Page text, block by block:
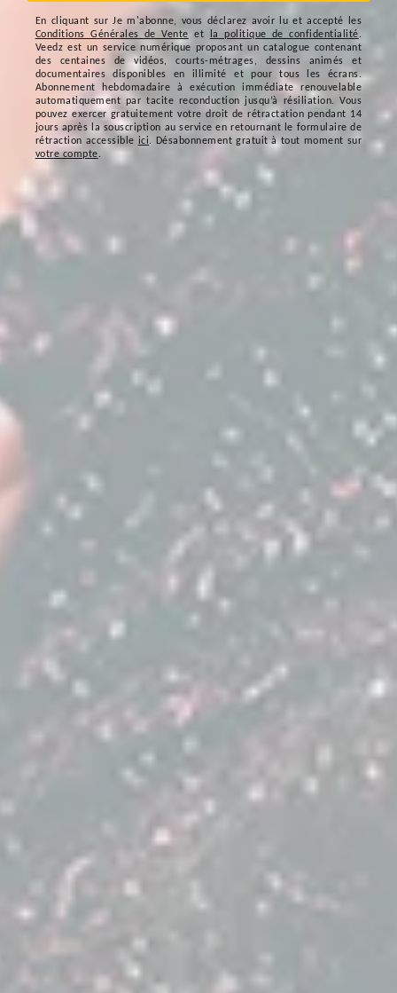
En cliquant surJe m'abonne, vous déclarez avoir lu et accepté les
Conditions Générales de Vente et la politique de confidentialité.
Veedz est un service numérique proposant un catalogue contenant
des centaines de vidéos, courts-métrages, dessins animés et
documentaires disponibles en illimité et pour tous les écrans.
Abonnement hebdomadaire à exécution immédiate renouvelable
automatiquement par tacite reconduction jusqu’à résiliation. Vous
pouvez exercer gratuitement votre droit de rétractation pendant 14
jours après la souscription au service en retournant le formulaire de
rétraction accessible ici. Désabonnement gratuit à tout moment sur
votre compte.